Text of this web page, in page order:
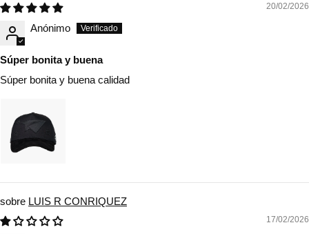
20/02/2026
Anónimo
Súper bonita y buena
Súper bonita y buena calidad
LUIS R CONRIQUEZ
17/02/2026